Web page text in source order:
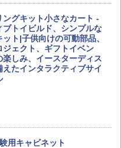
る」ができない子どもた
ばの力〉を育てるのか
る！ みるみる図形に強く
10 キッズプロ (10イン
スティッチ エディション
ら 数千点のキッズコンテ
い放題
PUBLISHING) ロジ
月上旬発送） (TJMOOK)
ングキット小さなカート -
ブトイビルド、シンプルな
ット|子供向けの可動部品、
ジェクト、ギフトイベン
楽しみ、イースターディス
えたインタラクティブサイ
用キャビネット